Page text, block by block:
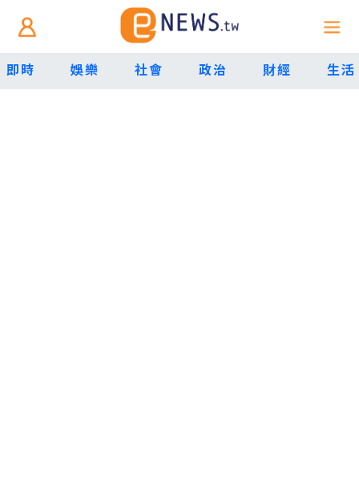
即時 娛樂 社會 政治 財經 生活